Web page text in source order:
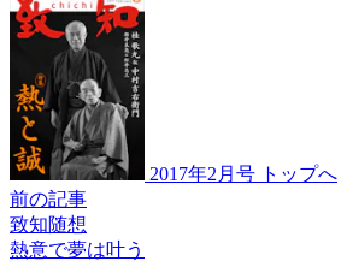
2017年2月号 トップへ
前の記事
致知随想
熱意で夢は叶う